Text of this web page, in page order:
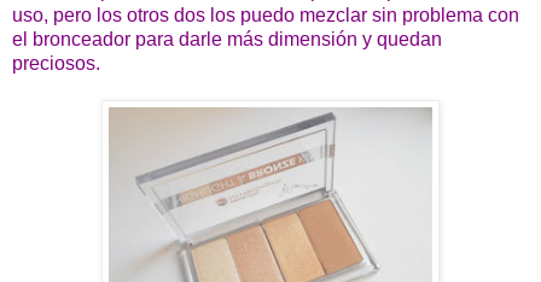
uso, pero los otros dos los puedo mezclar sin problema con
el bronceador para darle más dimensión y quedan
preciosos.